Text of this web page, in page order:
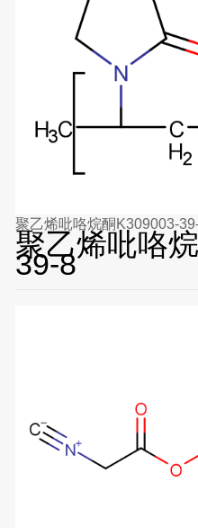
聚乙烯吡咯烷酮K309003-
聚乙烯吡咯
39-8